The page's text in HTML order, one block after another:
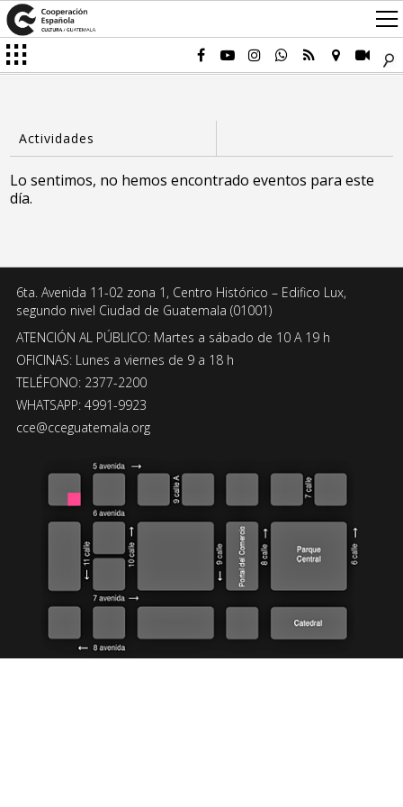
Lo sentimos, no hemos encontrado eventos para este
día.
6ta. Avenida 11-02 zona 1, Centro Histórico – Edifico Lux,
segundo nivel Ciudad de Guatemala (01001)
ATENCIÓN AL PÚBLICO: Martes a sábado de 10 A 19 h
OFICINAS: Lunes a viernes de 9 a 18 h
TELÉFONO: 2377-2200
WHATSAPP: 4991-9923
cce@cceguatemala.org